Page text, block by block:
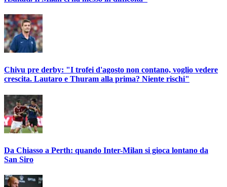
Chivu pre derby: "I trofei d'agosto non contano, voglio vedere
crescita. Lautaro e Thuram alla prima? Niente rischi"
Da Chiasso a Perth: quando Inter-Milan si gioca lontano da
San Siro